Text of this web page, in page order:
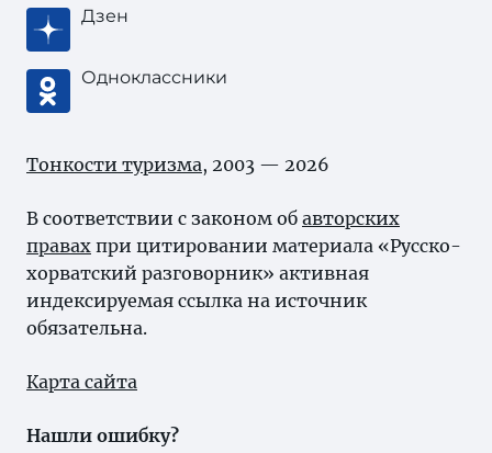
Дзен
Одноклассники
Тонкости туризма, 2003 — 2026
В соответствии с законом об авторских
правах при цитировании материала «Русско-
хорватский разговорник» активная
индексируемая ссылка на источник
обязательна.
Карта сайта
Нашли ошибку?